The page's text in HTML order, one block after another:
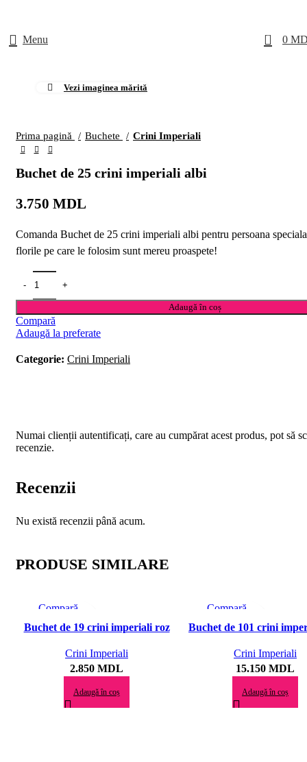
Menu 0 0
Vezi imaginea mărită
Prima pagină Buchete Crini Imperiali
Buchet de 25 crini imperiali albi
3.750 MDL
Comanda Buchet de 25 crini imperiali albi pentru persoana
florile pe care le folosim sunt mereu proaspete!
Adaugă în coș
Compară
Adaugă la preferate
Categorie: Crini Imperiali
Recenzii
Nu există recenzii până acum.
Numai clienții autentificați, care au cumpărat acest produs, pot să
recenzie.
PRODUSE SIMILARE
Compară
Privire rapidă
Buchet de 19 crini imperiali roz
Crini Imperiali
2.850 MDL
Adaugă în coș
Compară
Privire rapidă
Buchet de 101 crini
Crini Imperiali
15.150 MDL
Adaugă în coș